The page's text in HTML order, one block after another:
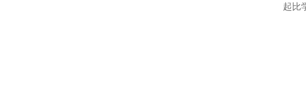
起比